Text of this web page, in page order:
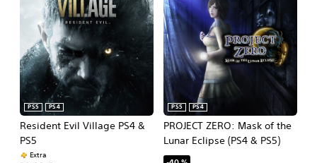
Resident Evil Village PS4 &
PS5
PS5 PS4
Extra
PROJECT ZERO: Mask of the
Lunar Eclipse (PS4 & PS5)
PS5 PS4